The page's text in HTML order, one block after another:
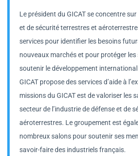
Le président du GICAT se concentre
et de sécurité terrestres et
services pour identifier les besoins
nouveaux marchés et pour protéger
soutenir le développement international
GICAT propose des services d’aide à
missions du GICAT est de valoriser les
secteur de l’industrie de défense et de
aéroterrestres. Le groupement est
nombreux salons pour soutenir ses
savoir-faire des industriels français.